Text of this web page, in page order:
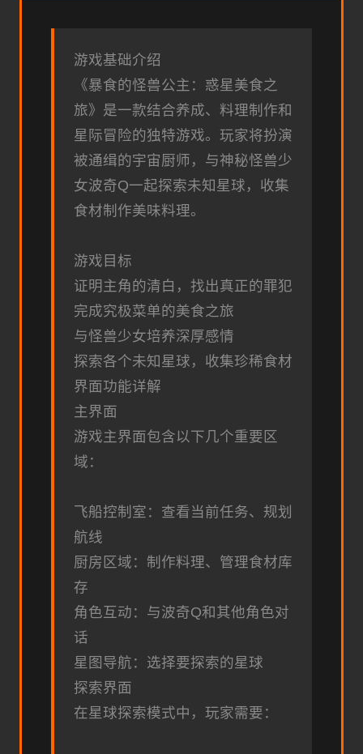
游戏基础介绍
《暴食的怪兽公主：惑星美食之
旅》是一款结合养成、料理制作和
星际冒险的独特游戏。玩家将扮演
被通缉的宇宙厨师，与神秘怪兽少
女波奇Q一起探索未知星球，收集
食材制作美味料理。
游戏目标
证明主角的清白，找出真正的罪犯
完成究极菜单的美食之旅
与怪兽少女培养深厚感情
探索各个未知星球，收集珍稀食材
界面功能详解
主界面
游戏主界面包含以下几个重要区
域：
飞船控制室：查看当前任务、规划
航线
厨房区域：制作料理、管理食材库
存
角色互动：与波奇Q和其他角色对
话
星图导航：选择要探索的星球
探索界面
在星球探索模式中，玩家需要：